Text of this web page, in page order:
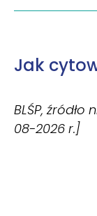
Jak
BLŚP,
08-2026 r.]